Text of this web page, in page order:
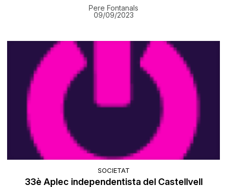
Pere Fontanals
09/09/2023
SOCIETAT
33è Aplec independentista del Castellvell